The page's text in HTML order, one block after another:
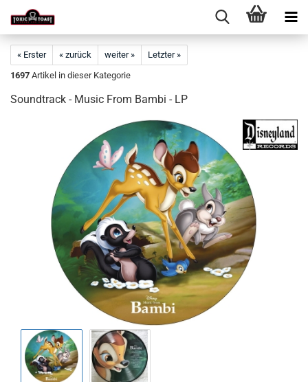
« Erster « zurück weiter »
Letzter »
1697 Artikel in dieser Kategorie
Soundtrack - Music From Bambi - LP